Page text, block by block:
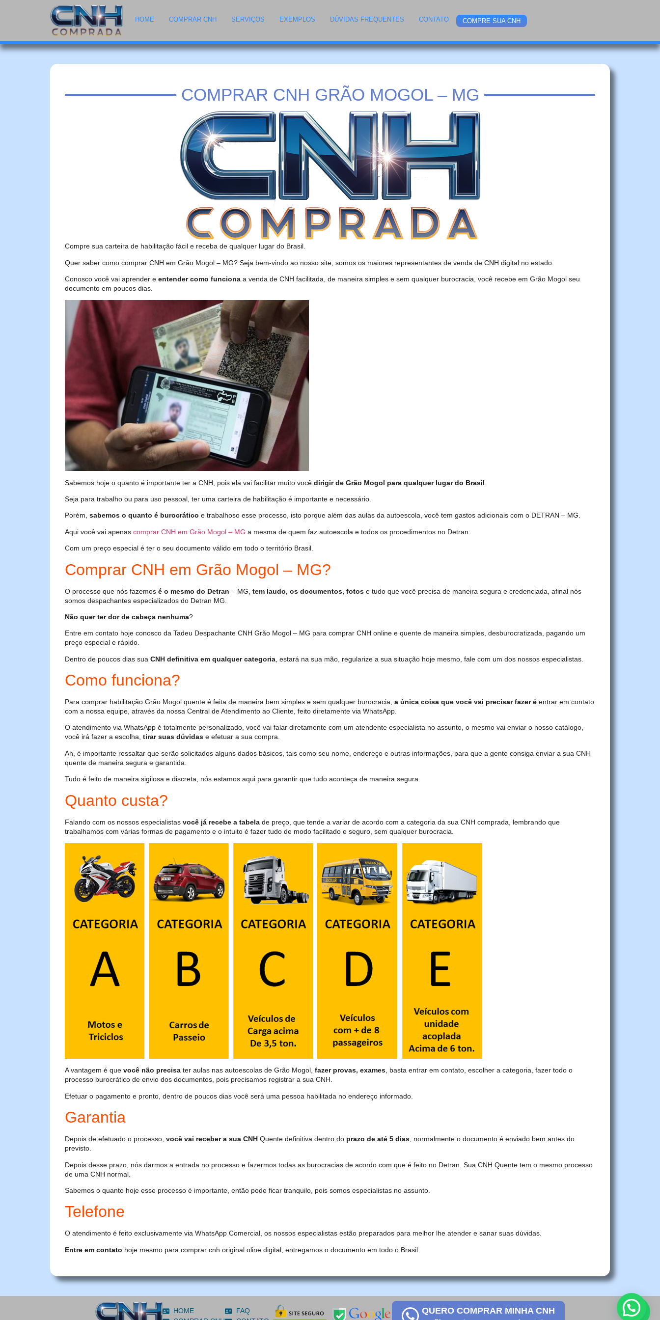
HOME COMPRAR CNH SERVIÇOS EXEMPLOS DÚVIDAS FREQUENTES CONTATO COMPRE SUA CNH
COMPRAR CNH GRÃO MOGOL – MG
Compre sua carteira de habilitação fácil e receba de qualquer lugar do Brasil.
Quer saber como comprar CNH em Grão Mogol – MG? Seja bem-vindo ao nosso site, somos os maiores representantes de venda de CNH digital no estado.
Conosco você vai aprender e entender como funciona a venda de CNH facilitada, de maneira simples e sem qualquer burocracia, você recebe em Grão Mogol seu
documento em poucos dias.
Sabemos hoje o quanto é importante ter a CNH, pois ela vai facilitar muito você dirigir de Grão Mogol para qualquer lugar do Brasil
Seja para trabalho ou para uso pessoal, ter uma carteira de habilitação é importante e necessário.
Porém, sabemos o quanto é burocrático e trabalhoso esse processo, isto porque além das aulas da autoescola, você tem gastos adicionais com o DETRAN – MG.
Aqui você vai apenas comprar CNH em Grão Mogol – MG a mesma de quem faz autoescola e todos os procedimentos no Detran.
Com um preço especial é ter o seu documento válido em todo o território Brasil.
Comprar CNH em Grão Mogol – MG?
O processo que nós fazemos é o mesmo do Detran – MG, tem laudo, os documentos, fotos e tudo que você precisa de maneira segura e credenciada, afinal nós
somos despachantes especializados do Detran MG.
Não quer ter dor de cabeça nenhuma?
Entre em contato hoje conosco da Tadeu Despachante CNH Grão Mogol – MG para comprar CNH online e quente de maneira simples, desburocratizada, pagando um
preço especial e rápido.
Dentro de poucos dias sua CNH definitiva em qualquer categoria , estará na sua mão, regularize a sua situação hoje mesmo, fale com um dos nossos especialistas.
Como funciona?
Para comprar habilitação Grão Mogol quente é feita de maneira bem simples e sem qualquer burocracia, a única coisa que você vai precisar fazer é entrar em contato
com a nossa equipe, através da nossa Central de Atendimento ao Cliente, feito diretamente via WhatsApp.
O atendimento via WhatsApp é totalmente personalizado, você vai falar diretamente com um atendente especialista no assunto, o mesmo vai enviar o nosso catálogo,
você irá fazer a escolha, tirar suas dúvidas e efetuar a sua compra.
Ah, é importante ressaltar que serão solicitados alguns dados básicos, tais como seu nome, endereço e outras informações, para que a gente consiga enviar a sua CNH
quente de maneira segura e garantida.
Tudo é feito de maneira sigilosa e discreta, nós estamos aqui para garantir que tudo aconteça de maneira segura.
Quanto custa?
Falando com os nossos especialistas você já recebe a tabela de preço, que tende a variar de acordo com a categoria da sua CNH comprada, lembrando que
trabalhamos com várias formas de pagamento e o intuito é fazer tudo de modo facilitado e seguro, sem qualquer burocracia.
A vantagem é que você não precisa ter aulas nas autoescolas de Grão Mogol, fazer provas, exames, basta entrar em contato, escolher a categoria, fazer todo o
processo burocrático de envio dos documentos, pois precisamos registrar a sua CNH.
Efetuar o pagamento e pronto, dentro de poucos dias você será uma pessoa habilitada no endereço informado.
Garantia
Depois de efetuado o processo, você vai receber a sua CNH Quente definitiva dentro do prazo de até 5 dias, normalmente o documento é enviado bem antes do
previsto.
Depois desse prazo, nós darmos a entrada no processo e fazermos todas as burocracias de acordo com que é feito no Detran. Sua CNH Quente tem o mesmo processo
de uma CNH normal.
Sabemos o quanto hoje esse processo é importante, então pode ficar tranquilo, pois somos especialistas no assunto.
Telefone
O atendimento é feito exclusivamente via WhatsApp Comercial, os nossos especialistas estão preparados para melhor lhe atender e sanar suas dúvidas.
Entre em contato hoje mesmo para comprar cnh original oline digital, entregamos o documento em todo o Brasil.
HOME
FAQ
QUERO COMPRAR MINHA CNH